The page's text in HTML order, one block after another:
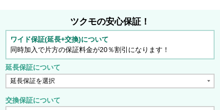
ツクモの安心保証！
ワイド保証(延長+交換)について
同時加入で片方の保証料金が20％割引になります！
延長保証について
交換保証について